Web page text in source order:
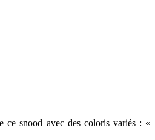
ce snood avec des coloris variés : «